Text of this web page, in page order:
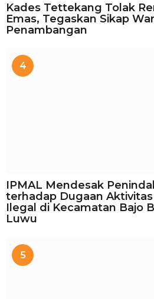
Kades Tettekang Tolak
Emas, Tegaskan Sikap
Penambangan
4
IPMAL Mendesak
terhadap Dugaan
Ilegal di Kecamatan Bajo
Luwu
5